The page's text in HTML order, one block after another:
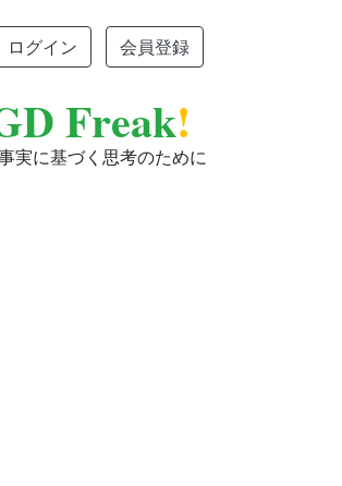
ログイン 会員登録
Freak!
実に基づく思考のために